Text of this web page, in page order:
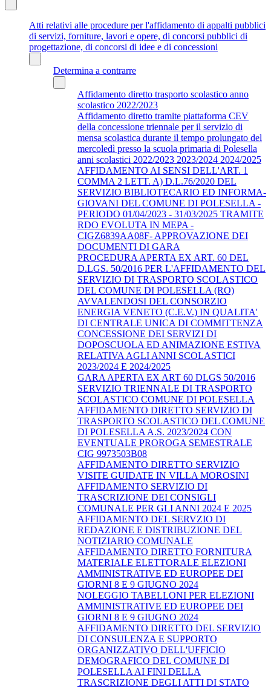
Atti relativi alle procedure per l'affidamento di appalti pubblici
di servizi, forniture, lavori e opere, di concorsi pubblici di
progettazione, di concorsi di idee e di concessioni
Determina a contrarre
Affidamento diretto trasporto scolastico anno
scolastico 2022/2023
Affidamento diretto tramite piattaforma CEV
della concessione triennale per il servizio di
mensa scolastica durante il tempo prolungato del
mercoledì presso la scuola primaria di Polesella
anni scolastici 2022/2023 2023/2024 2024/2025
AFFIDAMENTO AI SENSI DELL'ART. 1
COMMA 2 LETT. A) D.L.76/2020 DEL
SERVIZIO BIBLIOTECARIO ED INFORMA-
GIOVANI DEL COMUNE DI POLESELLA -
PERIODO 01/04/2023 - 31/03/2025 TRAMITE
RDO EVOLUTA IN MEPA -
CIGZ6839AA08F- APPROVAZIONE DEI
DOCUMENTI DI GARA
PROCEDURA APERTA EX ART. 60 DEL
D.LGS. 50/2016 PER L'AFFIDAMENTO DEL
SERVIZIO DI TRASPORTO SCOLASTICO
DEL COMUNE DI POLESELLA (RO)
AVVALENDOSI DEL CONSORZIO
ENERGIA VENETO (C.E.V.) IN QUALITA'
DI CENTRALE UNICA DI COMMITTENZA
CONCESSIONE DEI SERVIZI DI
DOPOSCUOLA ED ANIMAZIONE ESTIVA
RELATIVA AGLI ANNI SCOLASTICI
2023/2024 E 2024/2025
GARA APERTA EX ART 60 DLGS 50/2016
SERVIZIO TRIENNALE DI TRASPORTO
SCOLASTICO COMUNE DI POLESELLA
AFFIDAMENTO DIRETTO SERVIZIO DI
TRASPORTO SCOLASTICO DEL COMUNE
DI POLESELLA A.S. 2023/2024 CON
EVENTUALE PROROGA SEMESTRALE
CIG 9973503B08
AFFIDAMENTO DIRETTO SERVIZIO
VISITE GUIDATE IN VILLA MOROSINI
AFFIDAMENTO SERVIZIO DI
TRASCRIZIONE DEI CONSIGLI
COMUNALE PER GLI ANNI 2024 E 2025
AFFIDAMENTO DEL SERVZIO DI
REDAZIONE E DISTRIBUZIONE DEL
NOTIZIARIO COMUNALE
AFFIDAMENTO DIRETTO FORNITURA
MATERIALE ELETTORALE ELEZIONI
AMMINISTRATIVE ED EUROPEE DEI
GIORNI 8 E 9 GIUGNO 2024
NOLEGGIO TABELLONI PER ELEZIONI
AMMINISTRATIVE ED EUROPEE DEI
GIORNI 8 E 9 GIUGNO 2024
AFFIDAMENTO DIRETTO DEL SERVIZIO
DI CONSULENZA E SUPPORTO
ORGANIZZATIVO DELL'UFFICIO
DEMOGRAFICO DEL COMUNE DI
POLESELLA AI FINI DELLA
TRASCRIZIONE DEGLI ATTI DI STATO